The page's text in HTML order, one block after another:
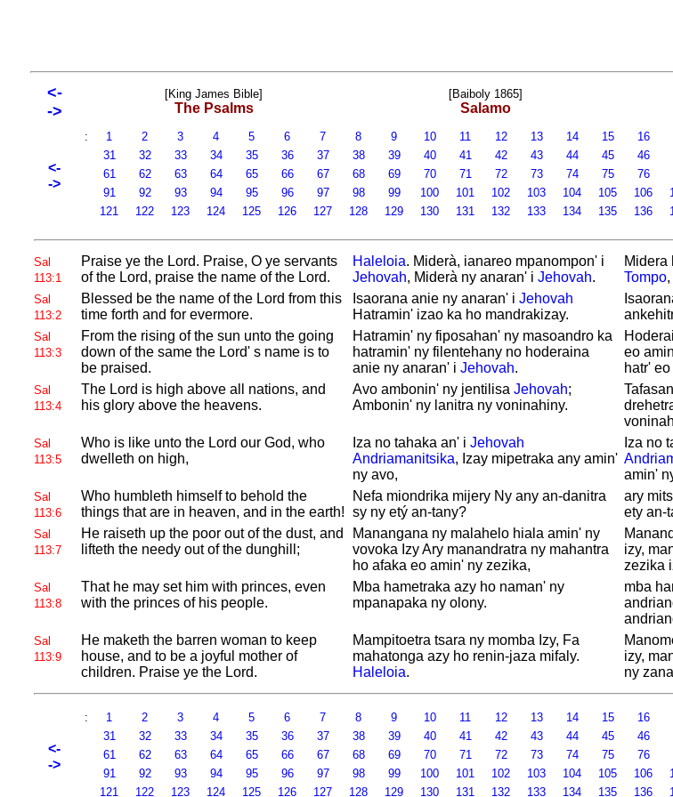
<-
->
[King James Bible]
The Psalms
[Baiboly 1865]
Salamo
<-
->
: 1 2 3 4 5 6 7 8 9 10 11 12 13 14 15 16
31
32 33 34 35 36 37 38 39 40 41 42 43 44 45 46
61
62 63 64 65 66 67 68 69 70 71 72 73 74 75 76
91
92 93 94 95 96 97 98 99 100 101 102 103 104 105 106
121
122 123 124 125 126 127 128 129 130 131 132 133 134 135 136
Sal
113:1
Praise ye the Lord. Praise, O ye servants
of the Lord, praise the name of the Lord.
Haleloia. Miderà, ianareo mpanompon' i
Jehovah, Miderà ny anaran' i Jehovah.
Midera
Tompo,
Sal
113:2
Blessed be the name of the Lord from this
time forth and for evermore.
Isaorana anie ny anaran' i Jehovah
Hatramin' izao ka ho mandrakizay.
Sal
113:3
From the rising of the sun unto the going
down of the same the Lord' s name is to
be praised.
Hatramin' ny fiposahan' ny masoandro ka
hatramin' ny filentehany no hoderaina
anie ny anaran' i Jehovah.
eo
hatr'
Sal
113:4
The Lord is high above all nations, and
his glory above the heavens.
Avo ambonin' ny jentilisa Jehovah;
Ambonin' ny lanitra ny voninahiny.
Sal
113:5
Who is like unto the Lord our God, who
dwelleth on high,
Iza no tahaka an' i Jehovah
Andriamanitsika, Izay mipetraka any amin'
ny avo,
Iza no
amin'
Sal
113:6
Who humbleth himself to behold the
things that are in heaven, and in the earth!
Nefa miondrika mijery Ny any an-danitra
sy ny etý an-tany?
ary
ety an-
Sal
113:7
He raiseth up the poor out of the dust, and
lifteth the needy out of the dunghill;
Manangana ny malahelo hiala amin' ny
vovoka Izy Ary manandratra ny mahantra
ho afaka eo amin' ny zezika,
izy,
zezika
Sal
113:8
That he may set him with princes, even
with the princes of his people.
Mba hametraka azy ho naman' ny
mpanapaka ny olony.
mba
Sal
113:9
He maketh the barren woman to keep
house, and to be a joyful mother of
children. Praise ye the Lord.
Mampitoetra tsara ny momba Izy, Fa
mahatonga azy ho renin-jaza mifaly.
Haleloia.
izy,
ny
<-
->
: 1 2 3 4 5 6 7 8 9 10 11 12 13 14 15 16
31
32 33 34 35 36 37 38 39 40 41 42 43 44 45 46
61
62 63 64 65 66 67 68 69 70 71 72 73 74 75 76
91
92 93 94 95 96 97 98 99 100 101 102 103 104 105 106
121
122 123 124 125 126 127 128 129 130 131 132 133 134 135 136